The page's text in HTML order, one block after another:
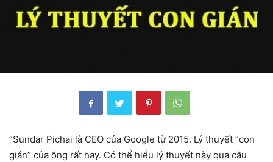
“Sundar Pichai là CEO của Google từ 2015. Lý thuyết “con
gián” của ông rất hay. Có thể hiểu lý thuyết này qua câu